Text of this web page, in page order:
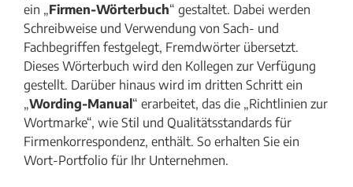
ein „Firmen-Wörterbuch“ gestaltet. Dabei werden
Schreibweise und Verwendung von Sach- und
Fachbegriffen festgelegt, Fremdwörter übersetzt.
Dieses Wörterbuch wird den Kollegen zur Verfügung
gestellt. Darüber hinaus wird im dritten Schritt ein
„Wording-Manual “ erarbeitet, das die „Richtlinien zur
Wortmarke“, wie Stil und Qualitätsstandards für
Firmenkorrespondenz, enthält. So erhalten Sie ein
Wort-Portfolio für Ihr Unternehmen.